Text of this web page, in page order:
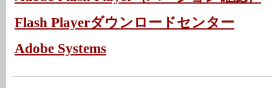
Flash Playerダウンロードセンター
Adobe Systems